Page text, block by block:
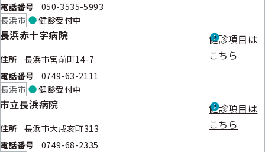
電話番号
050-3535-5993
長浜市 健診受付中
長浜赤十字病院
住所
長浜市宮前町14-7
電話番号
0749-63-2111
健診項目は
こちら
長浜市 健診受付中
市立長浜病院
住所
長浜市大戌亥町313
電話番号
0749-68-2335
健診項目は
こちら